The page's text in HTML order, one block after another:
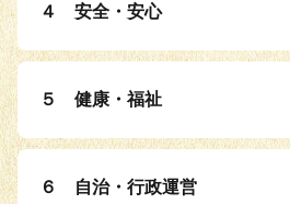
４ 安全・安心
５ 健康・福祉
６ 自治・行政運営